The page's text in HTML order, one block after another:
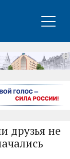
друзья не